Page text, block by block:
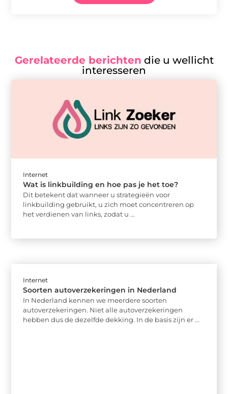
Gerelateerde berichten die u wellicht
interesseren
Internet
Wat is linkbuilding en hoe pas je het toe?
Dit betekent dat wanneer u strategieën voor
linkbuilding gebruikt, u zich moet concentreren op
het verdienen van links, zodat u ...
Internet
Soorten autoverzekeringen in Nederland
In Nederland kennen we meerdere soorten
autoverzekeringen. Niet alle autoverzekeringen
hebben dus de dezelfde dekking. In de basis zijn er ...